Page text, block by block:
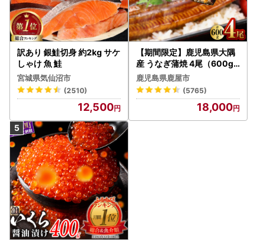
訳あり 銀鮭切身 約2kg サケ
しゃけ 魚 鮭
宮城県気仙沼市
(2510)
12,500
【期間限定】鹿児島県大隅
産 うなぎ蒲焼 4尾（600g
） KN007-004-04-cp18
うなぎ 鰻 魚 惣菜 総菜
鹿児島県鹿屋市
(5765)
18,000